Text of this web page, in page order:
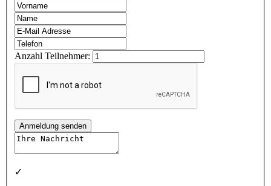
Anzahl Teilnehmer:
Anmeldung senden
✓